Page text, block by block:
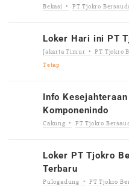
Bekasi PT Tjokro
Loker Hari ini PT
Jakarta Timur PT Tjokro
Tetap
Info
Komponenindo
Cakung PT Tjokro
Loker PT Tjokro
Terbaru
Pulogadung PT Tjokro